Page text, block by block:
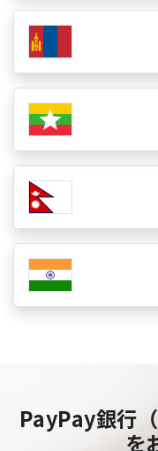
PayPay銀行
を